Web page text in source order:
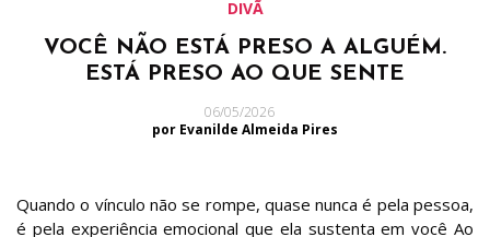
DIVÃ
VOCÊ NÃO ESTÁ PRESO A ALGUÉM.
ESTÁ PRESO AO QUE SENTE
06/05/2026
por Evanilde Almeida Pires
Quando o vínculo não se rompe, quase nunca é pela pessoa,
é pela experiência emocional que ela sustenta em você Ao